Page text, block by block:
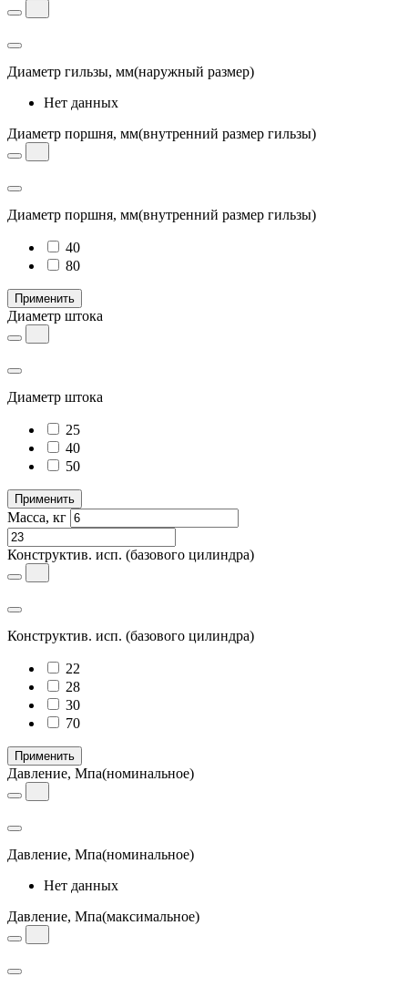
Диаметр гильзы, мм(наружный размер)
Нет данных
Диаметр поршня, мм(внутренний размер гильзы)
Диаметр поршня, мм(внутренний размер гильзы)
40
80
Применить
Диаметр штока
Диаметр штока
25
40
50
Применить
Масса, кг
Конструктив. исп. (базового цилиндра)
Конструктив. исп. (базового цилиндра)
22
28
30
70
Применить
Давление, Мпа(номинальное)
Давление, Мпа(номинальное)
Нет данных
Давление, Мпа(максимальное)